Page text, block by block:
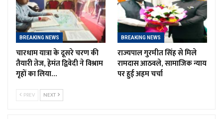
BREAKING NEWS
चारधाम यात्रा के दूसरे चरण की
तैयारी तेज, हेमंत द्विवेदी ने विश्राम
गृहों का लिया…
BREAKING NEWS
राज्यपाल गुरमीत सिंह से मिले
रामदास आठवले, सामाजिक न्याय
पर हुई अहम चर्चा
PREV NEXT